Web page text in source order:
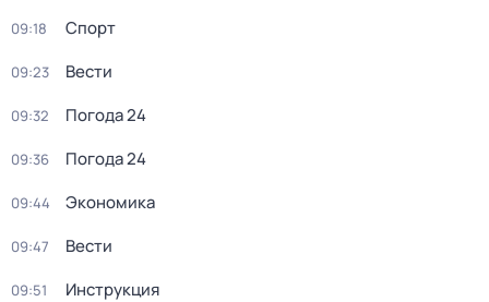
09:18 Спорт
09:23 Вести
09:32 Погода 24
09:36 Погода 24
09:44 Экономика
09:47 Вести
09:51 Инструкция